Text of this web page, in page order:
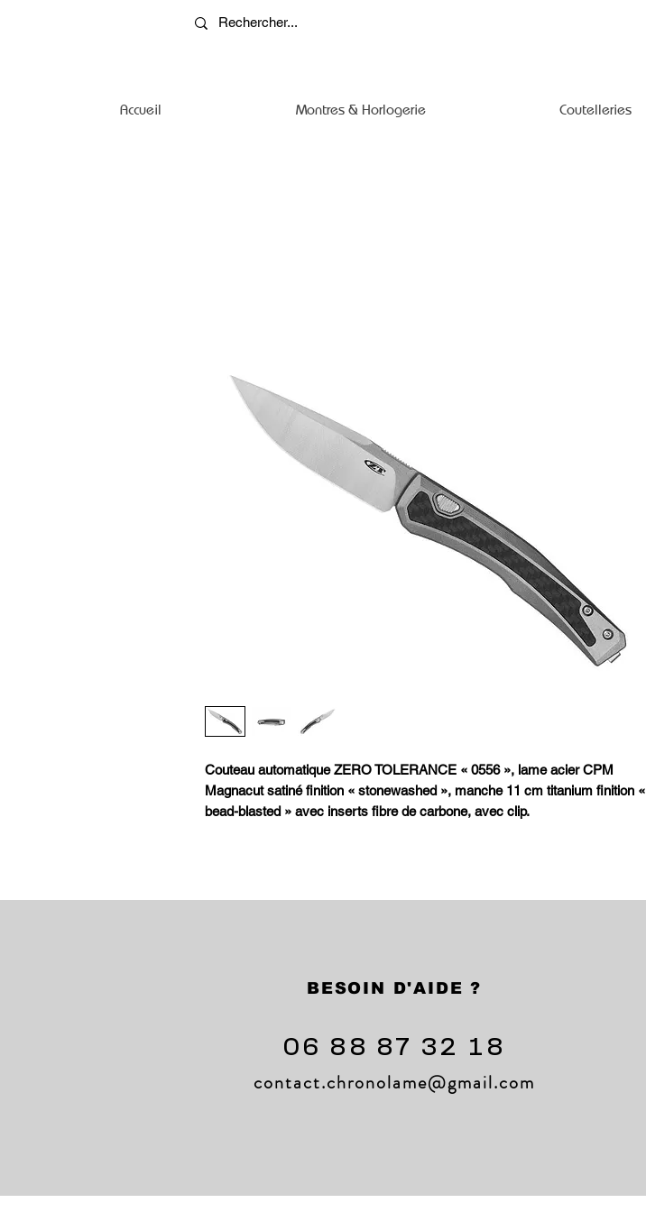
Accueil Montres & Horlogerie Coutelleries
Couteau automatique ZERO TOLERANCE « 0556 », lame acier CPM
Magnacut satiné finition « stonewashed », manche 11 cm titanium finition «
bead-blasted » avec inserts fibre de carbone, avec clip.
BESOIN D'AIDE ?
06 88 87 32 18
contact.chronolame@gmail.com